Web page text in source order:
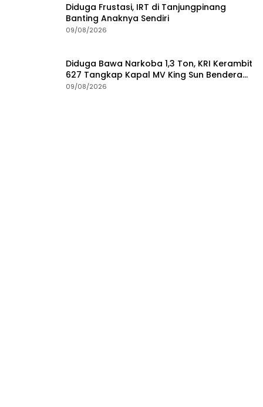
Diduga Frustasi, IRT di Tanjungpinang
Banting Anaknya Sendiri
09/08/2026
Diduga Bawa Narkoba 1,3 Ton, KRI Kerambit
627 Tangkap Kapal MV King Sun Bendera
Tanzania
09/08/2026